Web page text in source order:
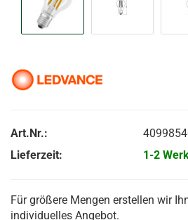
Art.Nr.:
Lieferzeit:
1-2
Für größere Mengen erstellen wir
individuelles Angebot.